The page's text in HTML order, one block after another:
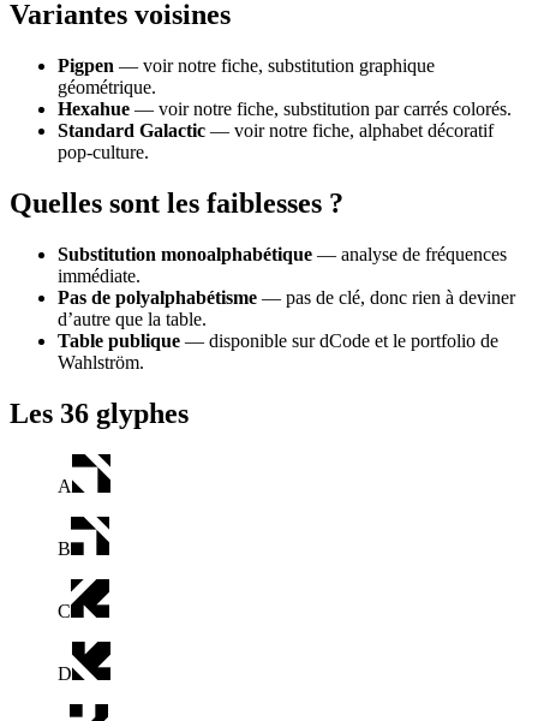
Variantes voisines
Pigpen — voir notre fiche, substitution graphique
géométrique.
Hexahue — voir notre fiche, substitution par carrés colorés.
Standard Galactic — voir notre fiche, alphabet décoratif
pop-culture.
Quelles sont les faiblesses ?
Substitution monoalphabétique — analyse de fréquences
immédiate.
Pas de polyalphabétisme — pas de clé, donc rien à deviner
d’autre que la table.
Table publique — disponible sur dCode et le portfolio de
Wahlström.
Les 36 glyphes
A
B
C
D